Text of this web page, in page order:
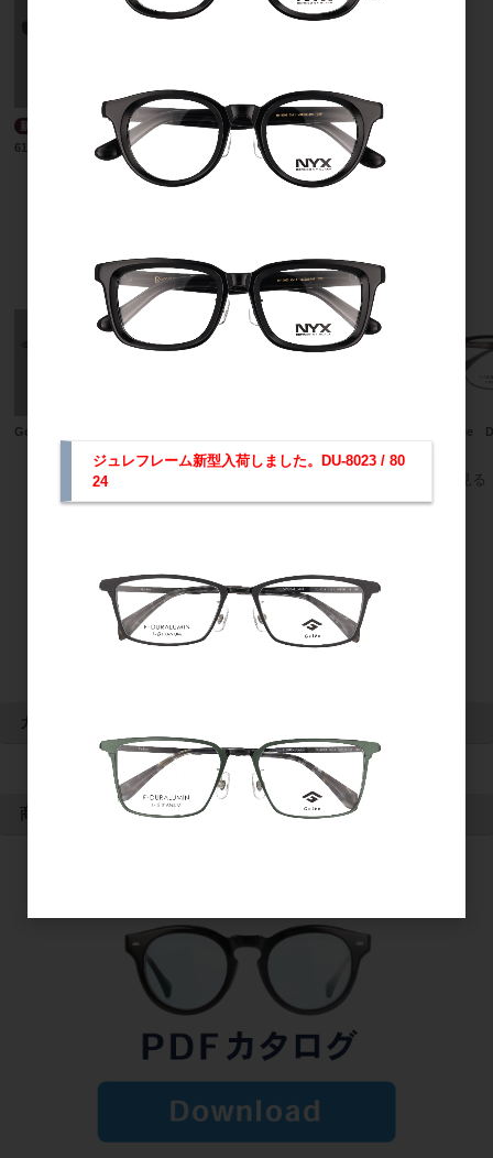
6101
おすすめ商品
Gelee DU-8004 Gelee
すべてのおすすめ商品を見る
カート情報
カートは空です
商品検索
ジュレフレーム新型入荷しました。DU-8023 / 80
24